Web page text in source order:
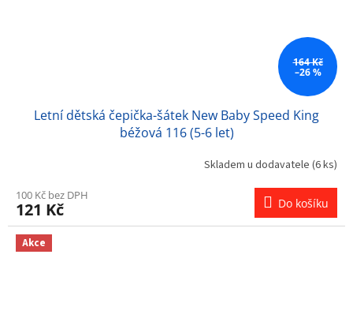
164 Kč
–26 %
Letní dětská čepička-šátek New Baby Speed King
béžová 116 (5-6 let)
Skladem u dodavatele (6 ks)
100 Kč bez DPH
121 Kč Do košíku
Akce